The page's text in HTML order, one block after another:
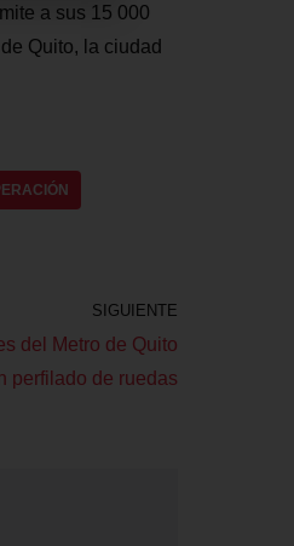
a sus 15 000
Quito, la ciudad
SIGUIENTE
del Metro de Quito
perfilado de ruedas